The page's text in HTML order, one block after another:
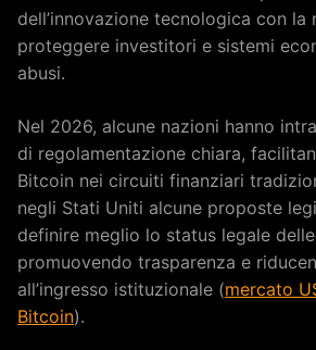
dell’innovazione tecnologica con la
proteggere investitori e sistemi
abusi.
Nel 2026, alcune nazioni hanno
di regolamentazione chiara,
Bitcoin nei circuiti finanziari
negli Stati Uniti alcune proposte
definire meglio lo status legale
promuovendo trasparenza e
all’ingresso istituzionale (mercato
Bitcoin).